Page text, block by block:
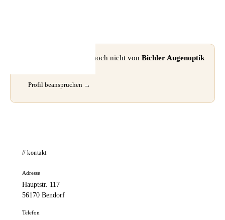
⚠ Dieses Profil wurde noch nicht von Bichler Augenoptik
Profil beanspruchen →
// kontakt
Adresse
Hauptstr. 117
56170 Bendorf
Telefon